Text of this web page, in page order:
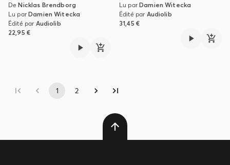
DeNicklas Brendborg
Lu parDamien Witecka
Édité par Audiolib
22,95 €
Lu parDamien Witecka
Édité par Audiolib
31,45 €
1 2